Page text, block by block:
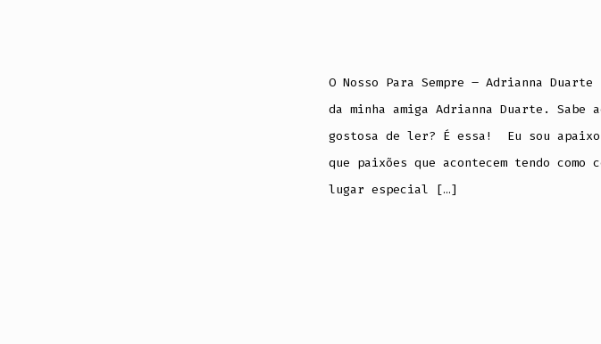
O Nosso Para Sempre – Adrianna
da minha amiga Adrianna Duarte.
gostosa de ler? É essa! Eu sou
que paixões que acontecem tendo
lugar especial […]